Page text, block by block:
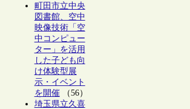
町田市立中央
図書館、空中
映像技術「空
中コンピュー
ター」を活用
した子ども向
け体験型展
示・イベント
を開催（56）
埼玉県立久喜